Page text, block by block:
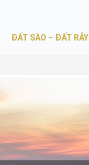
ĐẤT SÀO – ĐẤT RẪY